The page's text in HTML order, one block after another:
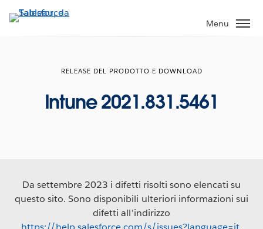
Passa
Menu
RELEASE DEL PRODOTTO E DOWNLOAD
Intune 2021.831.5461
Da settembre 2023 i difetti risolti sono elencati su
questo sito. Sono disponibili ulteriori informazioni sui
difetti all'indirizzo